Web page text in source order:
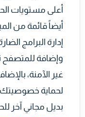
أعلى مستويات
أيضاً قائمة من
إدارة البرامج
غير الآمنة،
لحماية خصوصيتك
بديل مجاني آخر